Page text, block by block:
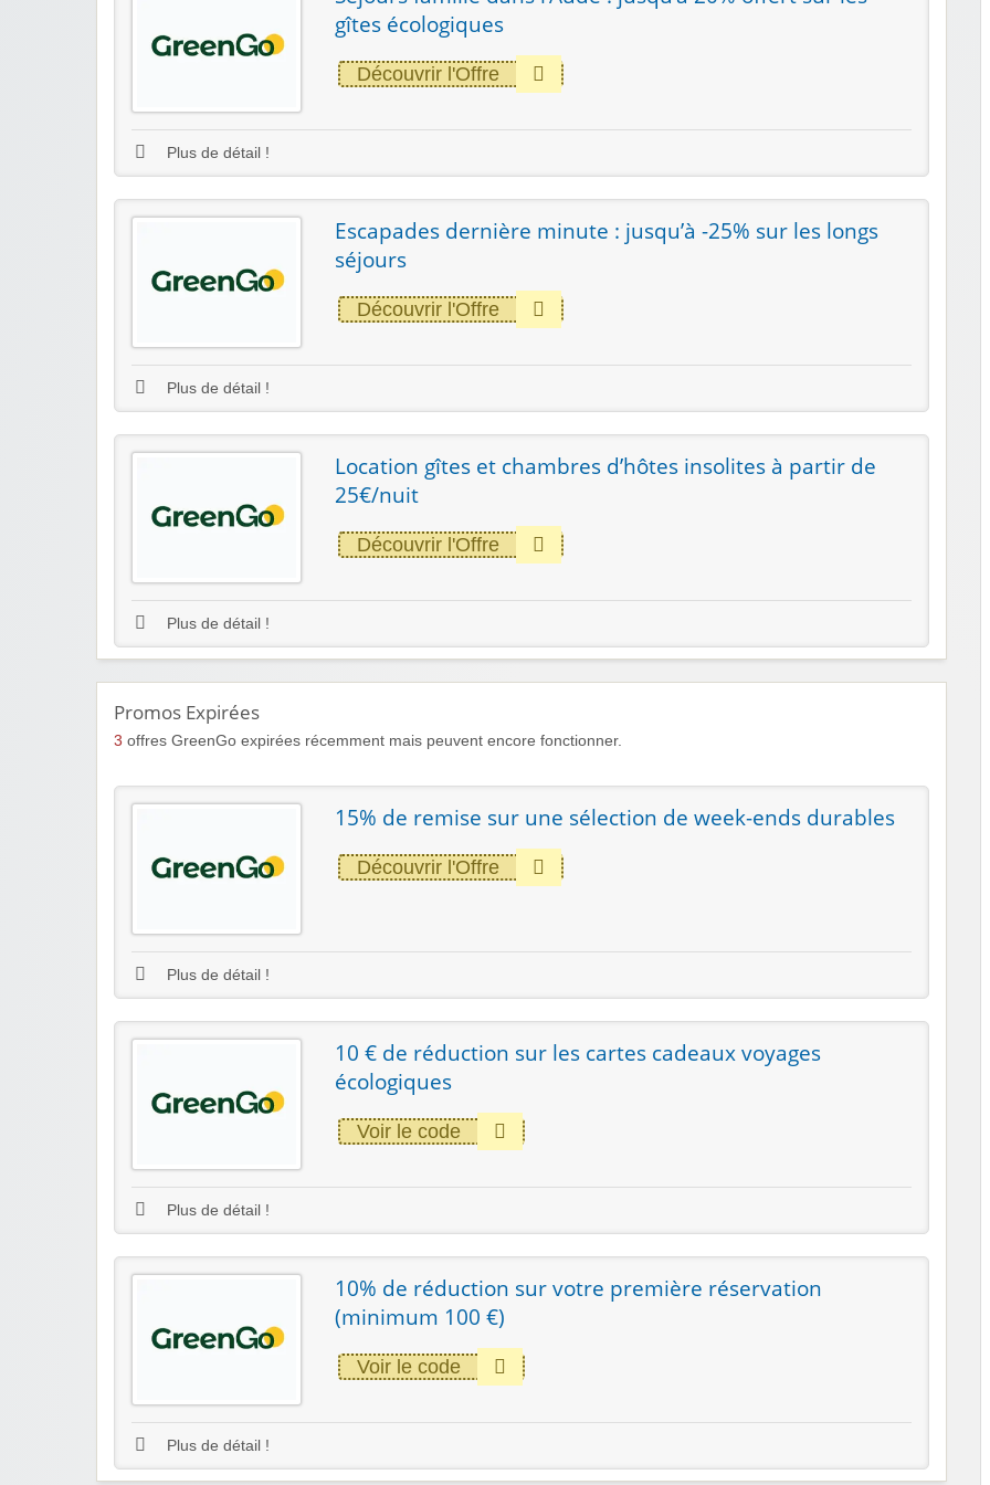
gîtes écologiques
Découvrir l'Offre
Plus de détail !
Escapades dernière minute : jusqu’à -25% sur les longs
séjours
Découvrir l'Offre
Plus de détail !
Location gîtes et chambres d’hôtes insolites à partir de
25€/nuit
Découvrir l'Offre
Plus de détail !
Promos Expirées
3 offres GreenGo expirées récemment mais peuvent encore fonctionner.
15% de remise sur une sélection de week-ends durables
Découvrir l'Offre
Plus de détail !
10 € de réduction sur les cartes cadeaux voyages
écologiques
Voir le code
Plus de détail !
10% de réduction sur votre première réservation
(minimum 100 €)
Voir le code
Plus de détail !